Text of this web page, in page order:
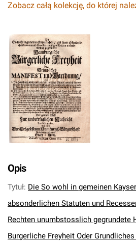
Zobacz całą kolekcję, do której
Opis
Tytuł: Die So wohl in gemeinen
absonderlichen Statuten und
Rechten unumbstosslich gegrundete
Burgerliche Freyheit Oder